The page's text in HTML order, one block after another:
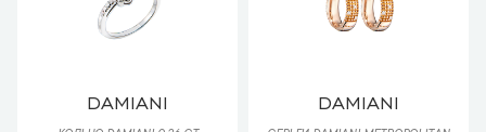
DAMIANI DAMIANI